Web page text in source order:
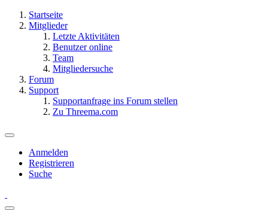
Startseite
Mitglieder
Letzte Aktivitäten
Benutzer online
Team
Mitgliedersuche
Forum
Support
Supportanfrage ins Forum stellen
Zu Threema.com
Anmelden
Registrieren
Suche